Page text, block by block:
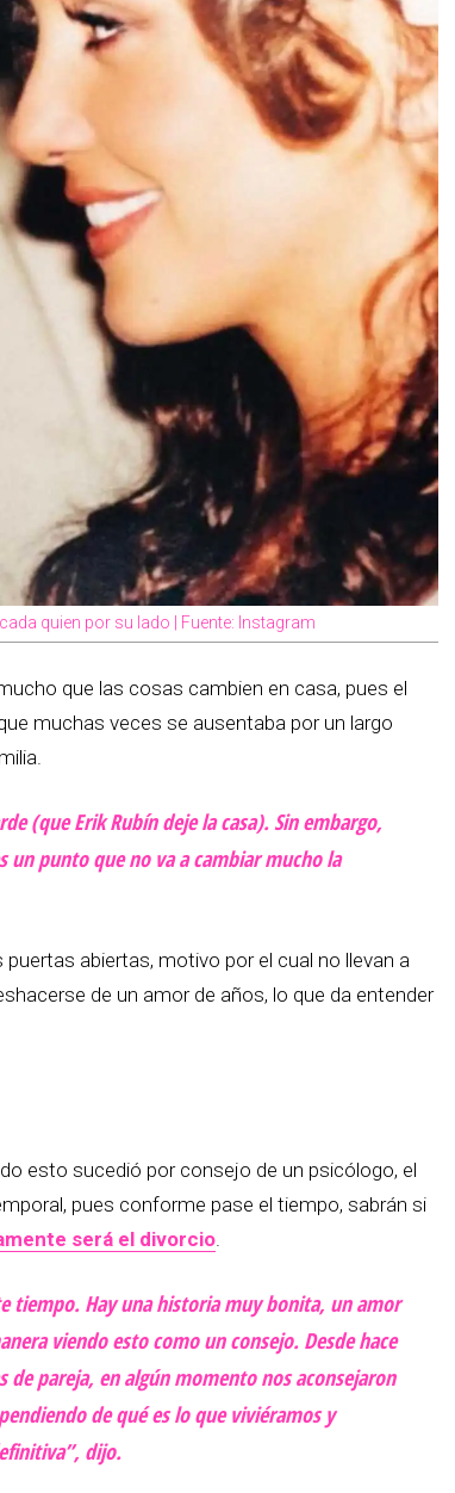
quien por su lado | Fuente: Instagram
que las cosas cambien en casa, pues el
muchas veces se ausentaba por un largo
(que Erik Rubín deje la casa). Sin embargo,
un punto que no va a cambiar mucho la
abiertas, motivo por el cual no llevan a
de un amor de años, lo que da entender
esto sucedió por consejo de un psicólogo, el
pues conforme pase el tiempo, sabrán si
será el divorcio
tiempo. Hay una historia muy bonita, un amor
viendo esto como un consejo. Desde hace
de pareja, en algún momento nos aconsejaron
de qué es lo que viviéramos y
dijo.